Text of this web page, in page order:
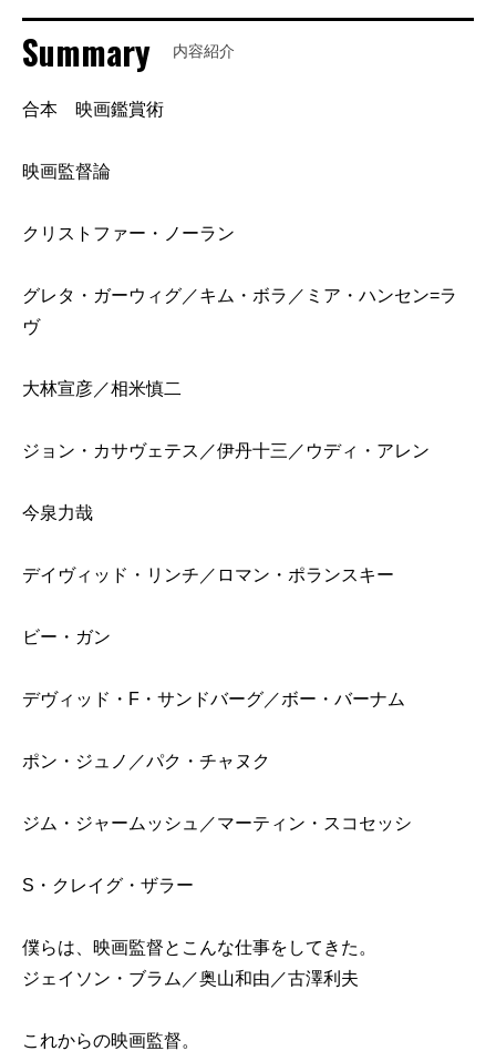
Summary 内容紹介
合本 映画鑑賞術
映画監督論
クリストファー・ノーラン
グレタ・ガーウィグ／キム・ボラ／ミア・ハンセン=ラ
ヴ
大林宣彦／相米慎二
ジョン・カサヴェテス／伊丹十三／ウディ・アレン
今泉力哉
デイヴィッド・リンチ／ロマン・ポランスキー
ビー・ガン
デヴィッド・F・サンドバーグ／ボー・バーナム
ポン・ジュノ／パク・チャヌク
ジム・ジャームッシュ／マーティン・スコセッシ
S・クレイグ・ザラー
僕らは、映画監督とこんな仕事をしてきた。
ジェイソン・ブラム／奥山和由／古澤利夫
これからの映画監督。